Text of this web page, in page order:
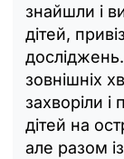
знайшли і
дітей,
досліджень.
зовнішніх
захворіли
дітей на
але разом